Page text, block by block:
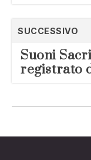
SUCCESSIVO
Suoni
registrato